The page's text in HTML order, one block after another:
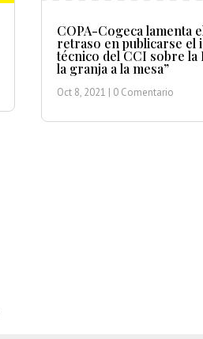
COPA-Cogeca lamenta
retraso en publicarse el
técnico del CCI sobre la
la granja a la mesa”
Oct 8, 2021 | 0 Comentario